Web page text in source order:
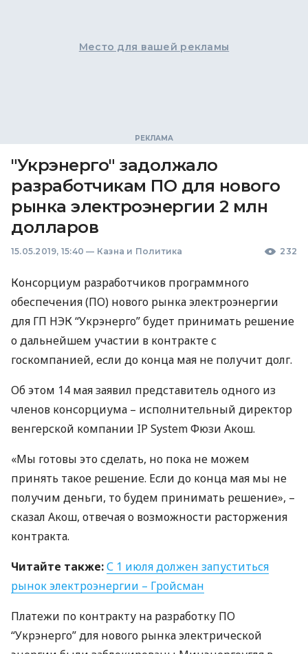
Место для вашей рекламы
"Укрэнерго" задолжало
разработчикам ПО для нового
рынка электроэнергии 2 млн
долларов
15.05.2019, 15:40 — Казна и Политика 232
Консорциум разработчиков программного
обеспечения (ПО) нового рынка электроэнергии
для ГП НЭК“Укрэнерго” будет принимать решение
о дальнейшем участии в контракте с
госкомпанией, если до конца мая не получит долг.
Об этом 14 мая заявил представитель одного из
членов консорциума – исполнительный директор
венгерской компании IP System Фюзи Акош.
«Мы готовы это сделать, но пока не можем
принять такое решение. Если до конца мая мы не
получим деньги, то будем принимать решение», –
сказал Акош, отвечая о возможности расторжения
контракта.
Читайте также:С 1 июля должен запуститься
рынок электроэнергии – Гройсман
Платежи по контракту на разработку ПО
“Укрэнерго” для нового рынка электрической